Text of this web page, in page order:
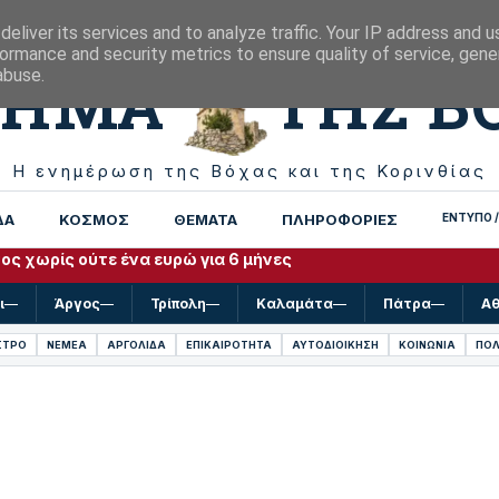
ΤΗΣ
Η ενημέρωση της Βόχας και της Κορινθίας
ΚΟΣΜΟΣ ΘΕΜΑΤΑ ΠΛΗΡΟΦΟΡΙΕΣ ΕΝΤΥΠΟ /
χωρίς ούτε ένα ευρώ για 6 μήνες
Τείχος και Αρχαίος Δίολκος αποδίδονται στο κοινό με τη
— Άργος— Τρίπολη— Καλαμάτα— Πάτρα—
ΝΕΜΕΑ ΑΡΓΟΛΙΔΑ ΕΠΙΚΑΙΡΟΤΗΤΑ ΑΥΤΟΔΙΟΙΚΗΣΗ ΚΟΙΝΩΝΙΑ
its services and to analyze traffic. Your IP address and
and security metrics to ensure quality of service,